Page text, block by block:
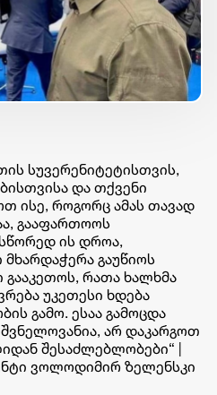
სუვერენიტეტისთვის,
და თქვენი
ისე, როგორც ამას თავად
გააფართოოს
ის დროა,
გაუწიოს
რათა ხალხმა
უკეთესი ხდება
გამო. ესაა გამოცდა
არ დაკარგოთ
შესაძლებლობები“ |
ვოლოდიმირ ზელენსკი